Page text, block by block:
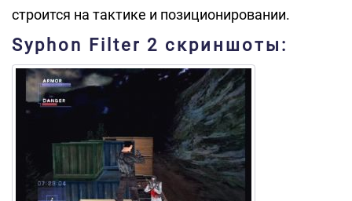
строится на тактике и позиционировании.
Syphon Filter 2 скриншоты: